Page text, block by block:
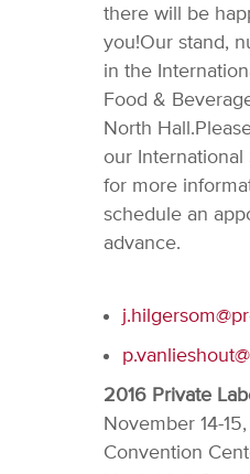
there will be
you!Our stand,
in the
Food &
North
our International
for more
schedule an
advance.
2016 Private
November 14-
Convention